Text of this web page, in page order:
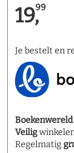
19,99
Je bestelt en
Veilig
Regelmatig